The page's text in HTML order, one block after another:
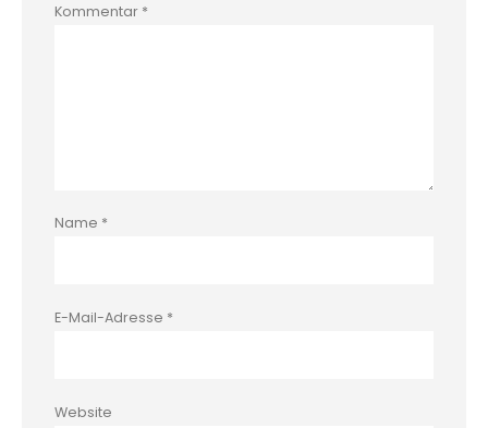
Kommentar *
Name *
E-Mail-Adresse *
Website